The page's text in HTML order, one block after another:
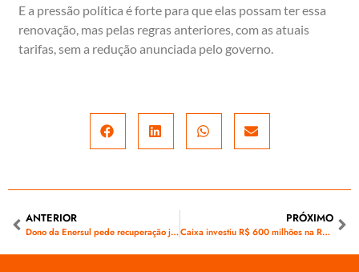
E a pressão política é forte para que elas possam ter essa
renovação, mas pelas regras anteriores, com as atuais
tarifas, sem a redução anunciada pelo governo.
ANTERIOR
Dono da Enersul pede recuperação judicial
PRÓXIMO
Caixa investiu R$ 600 milhões na Rede Energia, a quebrada dona da Enersul, diz Folha